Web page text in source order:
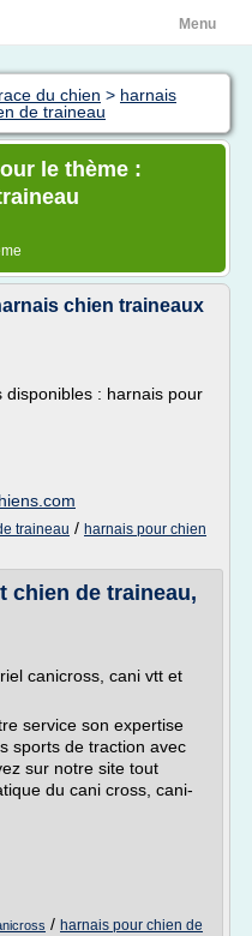
Menu
du chien > harnais
de traineau
le thème :
chien traineaux
disponibles : harnais pour
traineau / harnais pour chien
chien de traineau,
canicross, cani vtt et
service son expertise
sports de traction avec
sur notre site tout
du cani cross, cani-
/ harnais pour chien de